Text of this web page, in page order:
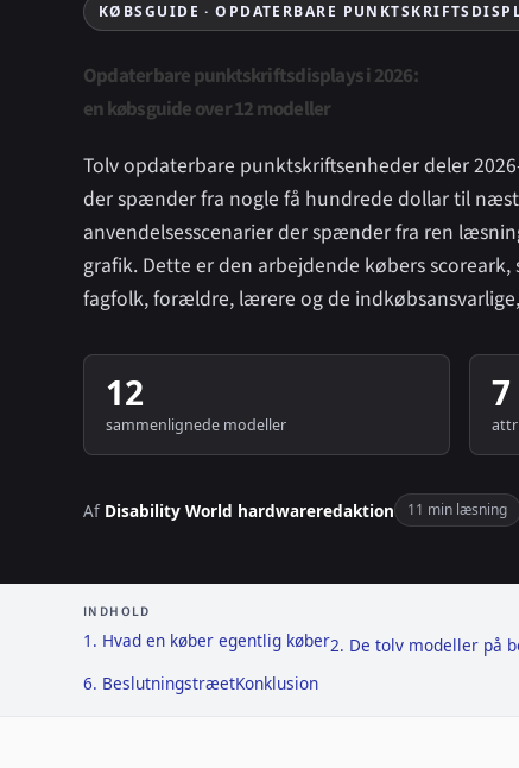
KØBSGUIDE · OPDATERBARE
Opdaterbare punktskriftsdisplays i 2026:
en købsguide over 12 modeller
Tolv opdaterbare punktskriftsenheder deler
der spænder fra nogle få hundrede dollar til
anvendelsesscenarier der spænder fra ren
grafik. Dette er den arbejdende købers
fagfolk, forældre, lærere og de
12
sammenlignede modeller
7
Af Disability World hardwareredaktion 11 min læsning
INDHOLD
1. Hvad en køber egentlig køber2. De tolv modeller på
6. BeslutningstræetKonklusion